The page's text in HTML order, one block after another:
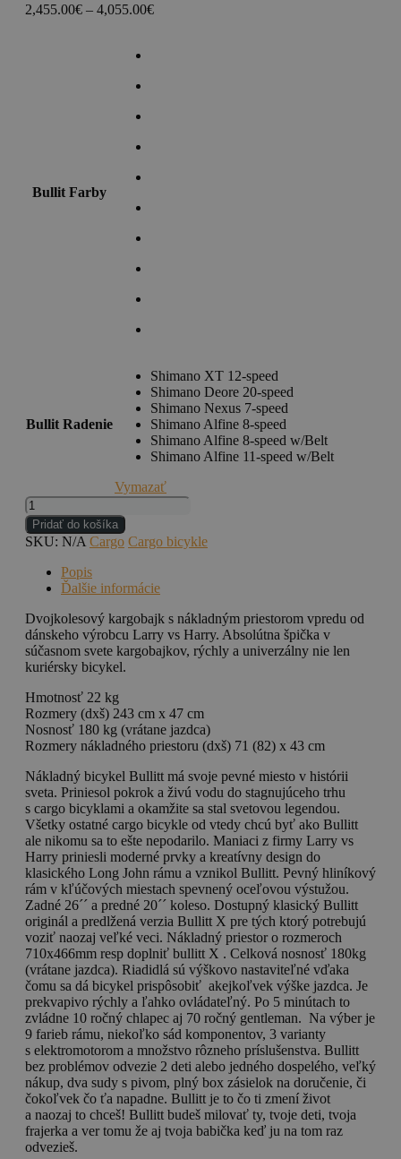
2,455.00€ – 4,055.00€Price
Bullit Farby
Bullit Radenie
Shimano XT 12-speed
Shimano Deore 20-speed
Shimano Nexus 7-speed
Shimano Alfine 8-speed
Shimano Alfine 8-speed w/Belt
Shimano Alfine 11-speed w/Belt
Vymazať
množstvo
Larry
vs
Harry
Bullitt
original
Pridať do košíka
SKU: N/A Cargo Cargo bicykle
Popis
Ďalšie informácie
Dvojkolesový kargobajk s nákladným priestorom vpredu od
dánskeho výrobcu Larry vs Harry. Absolútna špička v
súčasnom svete kargobajkov, rýchly a univerzálny nie len
kuriérsky bicykel.
Hmotnosť 22 kg
Rozmery (dxš) 243 cm x 47 cm
Nosnosť 180 kg (vrátane jazdca)
Rozmery nákladného priestoru (dxš) 71 (82) x 43 cm
Nákladný bicykel Bullitt má svoje pevné miesto v histórii
sveta. Priniesol pokrok a živú vodu do stagnujúceho trhu
s cargo bicyklami a okamžite sa stal svetovou legendou.
Všetky ostatné cargo bicykle od vtedy chcú byť ako Bullitt
ale nikomu sa to ešte nepodarilo. Maniaci z firmy Larry vs
Harry priniesli moderné prvky a kreatívny design do
klasického Long John rámu a vznikol Bullitt. Pevný hliníkový
rám v kľúčových miestach spevnený oceľovou výstužou.
Zadné 26´´ a predné 20´´ koleso. Dostupný klasický Bullitt
originál a predlžená verzia Bullitt X pre tých ktorý potrebujú
voziť naozaj veľké veci. Nákladný priestor o rozmeroch
710x466mm resp doplniť bullitt X . Celková nosnosť 180kg
(vrátane jazdca). Riadidlá sú výškovo nastaviteľné vďaka
čomu sa dá bicykel prispôsobiť akejkoľvek výške jazdca. Je
prekvapivo rýchly a ľahko ovládateľný. Po 5 minútach to
zvládne 10 ročný chlapec aj 70 ročný gentleman. Na výber je
9 farieb rámu, niekoľko sád komponentov, 3 varianty
s elektromotorom a množstvo rôzneho príslušenstva. Bullitt
bez problémov odvezie 2 deti alebo jedného dospelého, veľký
nákup, dva sudy s pivom, plný box zásielok na doručenie, či
čokoľvek čo ťa napadne. Bullitt je to čo ti zmení život
a naozaj to chceš! Bullitt budeš milovať ty, tvoje deti, tvoja
frajerka a ver tomu že aj tvoja babička keď ju na tom raz
odvezieš.